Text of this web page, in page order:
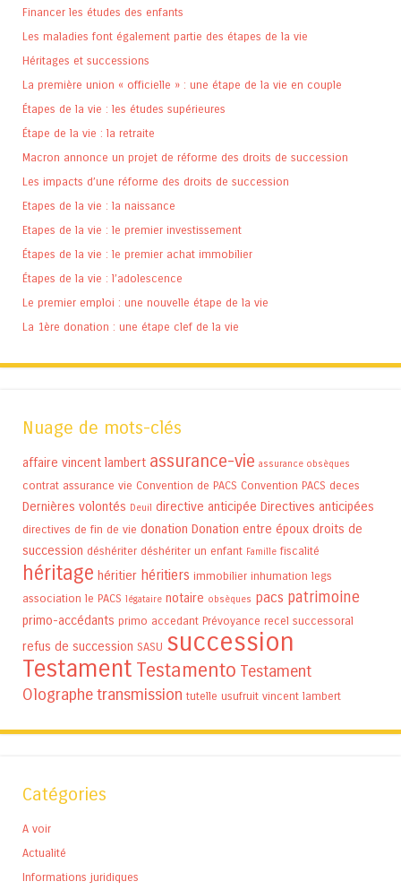
Financer les études des enfants
Les maladies font également partie des étapes de la vie
Héritages et successions
La première union « officielle » : une étape de la vie en couple
Étapes de la vie : les études supérieures
Étape de la vie : la retraite
Macron annonce un projet de réforme des droits de succession
Les impacts d’une réforme des droits de succession
Etapes de la vie : la naissance
Etapes de la vie : le premier investissement
Étapes de la vie : le premier achat immobilier
Étapes de la vie : l’adolescence
Le premier emploi : une nouvelle étape de la vie
La 1ère donation : une étape clef de la vie
Nuage de mots-clés
affaire vincent lambert assurance-vie assurance obsèques
contrat assurance vie Convention de PACS Convention PACS deces
Dernières volontés Deuil directive anticipée Directives anticipées
directives de fin de vie donation Donation entre époux droits de
succession déshériter déshériter un enfant Famille fiscalité
héritage héritier héritiers immobilier inhumation legs
association le PACS légataire notaire obsèques pacs patrimoine
primo-accédants primo accedant Prévoyance recel successoral
refus de succession SASU succession
Testament Testamento Testament
Olographetransmission tutelle usufruit vincent lambert
Catégories
A voir
Actualité
Informations juridiques